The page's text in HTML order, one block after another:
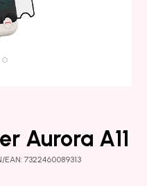
Aurora A11
EAN: 7322460089313